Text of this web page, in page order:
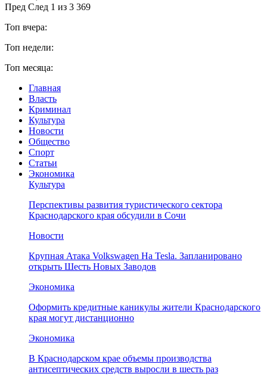
Пред След 1 из 3 369
Топ вчера:
Топ недели:
Топ месяца:
Главная
Власть
Криминал
Культура
Новости
Общество
Спорт
Статьи
Экономика
Культура
Перспективы развития туристического сектора
Краснодарского края обсудили в Сочи
Новости
Крупная Атака Volkswagen На Tesla. Запланировано
открыть Шесть Новых Заводов
Экономика
Оформить кредитные каникулы жители Краснодарского
края могут дистанционно
Экономика
В Краснодарском крае объемы производства
антисептических средств выросли в шесть раз